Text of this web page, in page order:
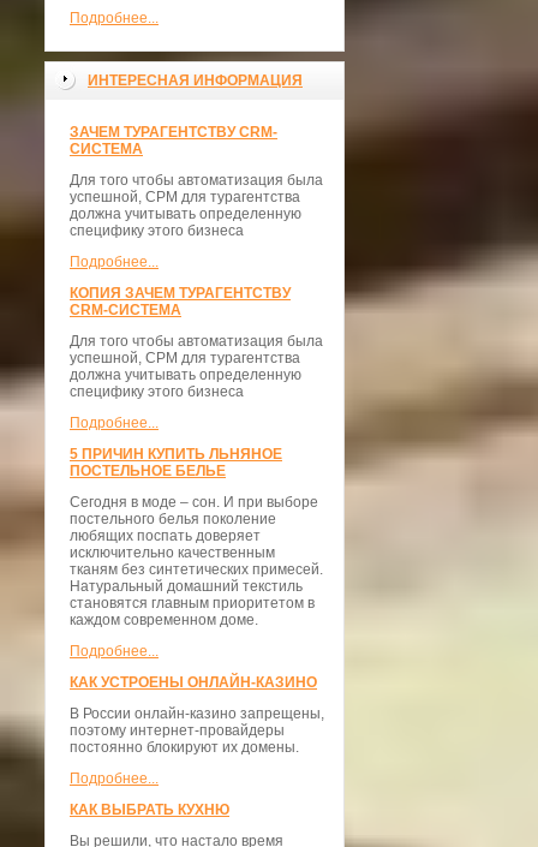
Подробнее...
ИНТЕРЕСНАЯ ИНФОРМАЦИЯ
ЗАЧЕМ ТУРАГЕНТСТВУ CRM-
СИСТЕМА
Для того чтобы автоматизация была
успешной, СРМ для турагентства
должна учитывать определенную
специфику этого бизнеса
Подробнее...
КОПИЯ ЗАЧЕМ ТУРАГЕНТСТВУ
CRM-СИСТЕМА
Для того чтобы автоматизация была
успешной, СРМ для турагентства
должна учитывать определенную
специфику этого бизнеса
Подробнее...
5 ПРИЧИН КУПИТЬ ЛЬНЯНОЕ
ПОСТЕЛЬНОЕ БЕЛЬЕ
Сегодня в моде – сон. И при выборе
постельного белья поколение
любящих поспать доверяет
исключительно качественным
тканям без синтетических примесей.
Натуральный домашний текстиль
становятся главным приоритетом в
каждом современном доме.
Подробнее...
КАК УСТРОЕНЫ ОНЛАЙН-КАЗИНО
В России онлайн-казино запрещены,
поэтому интернет-провайдеры
постоянно блокируют их домены.
Подробнее...
КАК ВЫБРАТЬ КУХНЮ
Вы решили, что настало время